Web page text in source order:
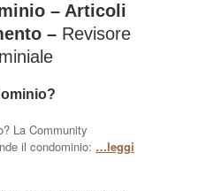
– Articoli
– Revisore
La Community
il condominio: …leggi